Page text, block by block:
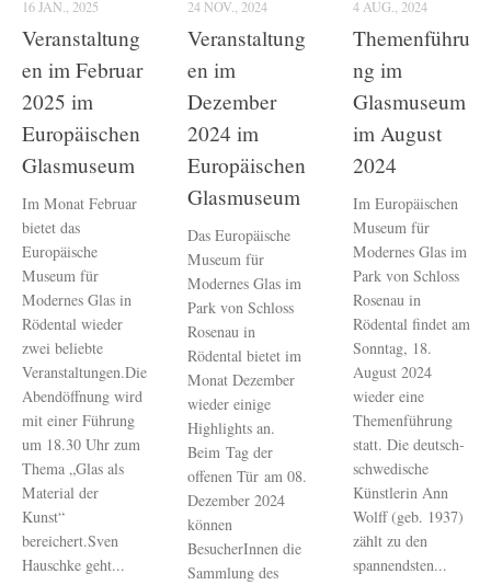
16 JAN., 2025
Veranstaltung
en im Februar
2025 im
Europäischen
Glasmuseum
Im Monat Februar
bietet das
Europäische
Museum für
Modernes Glas in
Rödental wieder
zwei beliebte
Veranstaltungen.Die
Abendöffnung wird
mit einer Führung
um 18.30 Uhr zum
Thema „Glas als
Material der
Kunst“
bereichert.Sven
Hauschke geht...
24 NOV., 2024
Veranstaltung
en im
Dezember
2024 im
Europäischen
Glasmuseum
Das Europäische
Museum für
Modernes Glas im
Park von Schloss
Rosenau in
Rödental bietet im
Monat Dezember
wieder einige
Highlights an.
Beim Tag der
offenen Tür am 08.
Dezember 2024
können
BesucherInnen die
Sammlung des
4 AUG., 2024
Themenführu
ng im
Glasmuseum
im August
2024
Im Europäischen
Museum für
Modernes Glas im
Park von Schloss
Rosenau in
Rödental findet am
Sonntag, 18.
August 2024
wieder eine
Themenführung
statt. Die deutsch-
schwedische
Künstlerin Ann
Wolff (geb. 1937)
zählt zu den
spannendsten...